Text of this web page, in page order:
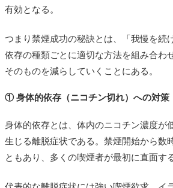
有効となる。
つまり禁煙成功の秘訣とは、「我慢を続
依存の種類ごとに適切な方法を組み合わ
そのものを減らしていくことにある。
① 身体的依存（ニコチン切れ）への対策
身体的依存とは、体内のニコチン濃度が
生じる離脱症状である。禁煙開始から数
ともあり、多くの喫煙者が最初に直面す